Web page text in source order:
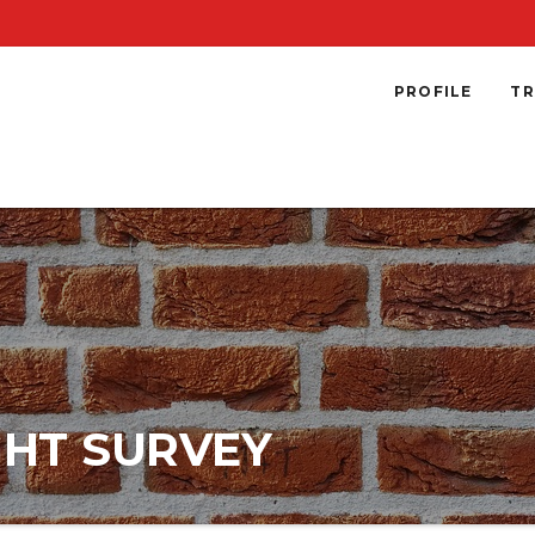
PROFILE
SURVEY